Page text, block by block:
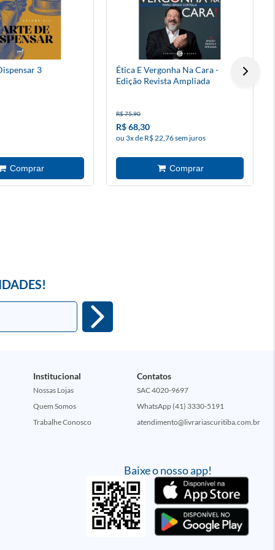
3
Ética E Vergonha Na Cara -
Edição Revista Ampliada
R$ 75,90
R$ 68,30
ou 3x de R$ 22,76 sem juros
Baixe o nosso app!
Institucional
Nossas Lojas
Quem Somos
Trabalhe Conosco
Contatos
SAC 4020-9697
WhatsApp (41) 3330-5191
atendimento@livrariascuritiba.com.br